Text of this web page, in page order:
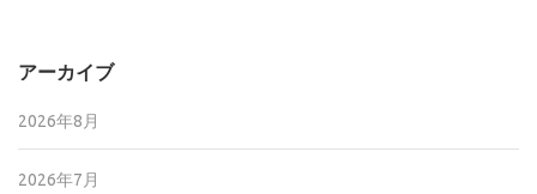
アーカイブ
2026年8月
2026年7月